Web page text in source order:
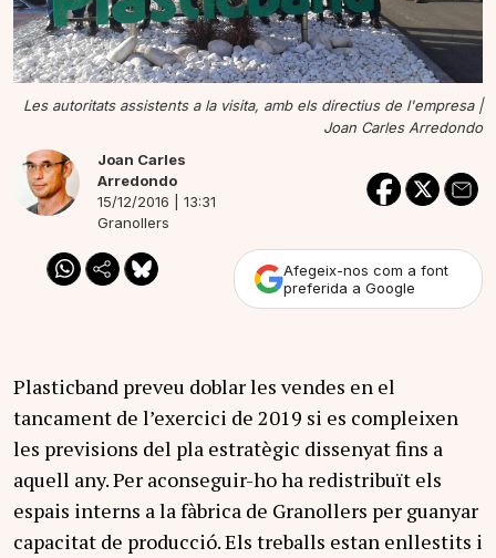
Les autoritats assistents a la visita, amb els directius de l'empresa |
Joan Carles Arredondo
Joan Carles
Arredondo
15/12/2016 | 13:31
Granollers
Afegeix-nos com a font
preferida a Google
Plasticband preveu doblar les vendes en el
tancament de l’exercici de 2019 si es compleixen
les previsions del pla estratègic dissenyat fins a
aquell any. Per aconseguir-ho ha redistribuït els
espais interns a la fàbrica de Granollers per guanyar
capacitat de producció. Els treballs estan enllestits i